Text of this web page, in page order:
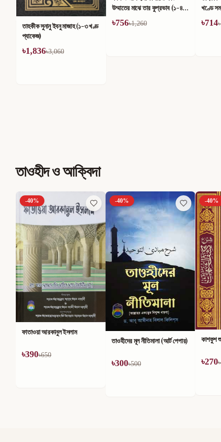
তাহকীক সুনানু ইবনু মাজাহ (১-৩ খণ্ড
প্যাকেজ)
৳1,836৳3,060
উম্মাতের মাঝে তার কুপ্রভাব (১-৪)
খণ্ড
৳756৳1,260
খণ্ডে
৳714৳
তাওহীদ ও আক্বিদা
-40% -40%
কাশফুশ শুবুহাত
৳270৳450
-40%
মহান
৳186